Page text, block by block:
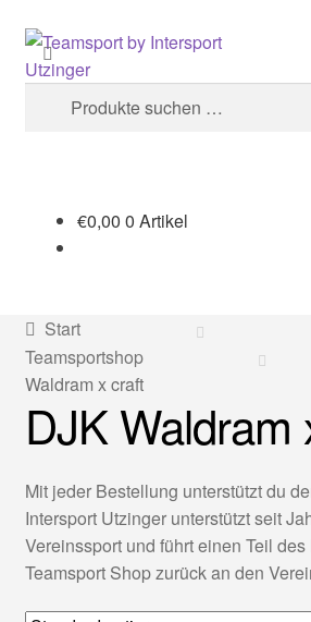
Zur
Navigation
springen
Zum
Inhalt
springen
Suchen
Suchen
AGB
Cookie-Richtlinie (EU)
DJK Waldram Teamsportshop
Impressum
€0,00 0 Artikel
Start
Teamsportshop
Waldram x craft
DJK Waldram
Mit jeder Bestellung unterstützt du
Intersport Utzinger unterstützt seit
Vereinssport und führt einen Teil
Teamsport Shop zurück an den